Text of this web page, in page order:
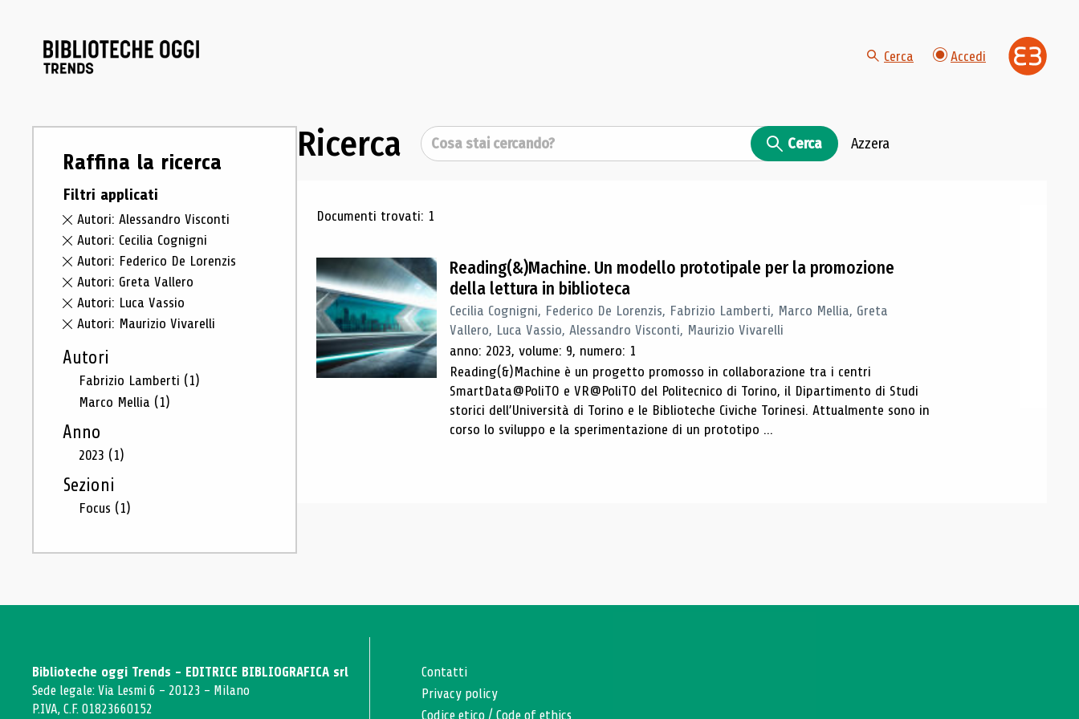
Cerca Accedi
Raffina la ricerca
Filtri applicati
Autori: Alessandro Visconti
Autori: Cecilia Cognigni
Autori: Federico De Lorenzis
Autori: Greta Vallero
Autori: Luca Vassio
Autori: Maurizio Vivarelli
Autori
Fabrizio Lamberti (1)
Marco Mellia (1)
Anno
2023 (1)
Sezioni
Focus (1)
Ricerca Cerca Cerca Azzera
Risultati di ricerca
Documenti trovati: 1
Reading(&)Machine. Un modello prototipale per la promozione
della lettura in biblioteca
Cecilia Cognigni, Federico De Lorenzis, Fabrizio Lamberti, Marco Mellia, Greta
Vallero, Luca Vassio, Alessandro Visconti, Maurizio Vivarelli
anno: 2023, volume: 9, numero: 1
Reading(&)Machine è un progetto promosso in collaborazione tra i centri
SmartData@PoliTO e VR@PoliTO del Politecnico di Torino, il Dipartimento di Studi
storici dell’Università di Torino e le Biblioteche Civiche Torinesi. Attualmente sono in
corso lo sviluppo e la sperimentazione di un prototipo ...
Biblioteche oggi Trends - EDITRICE BIBLIOGRAFICA srl
Sede legale: Via Lesmi 6 - 20123 - Milano
P.IVA, C.F. 01823660152
Contatti
Privacy policy
Codice etico /Code of ethics